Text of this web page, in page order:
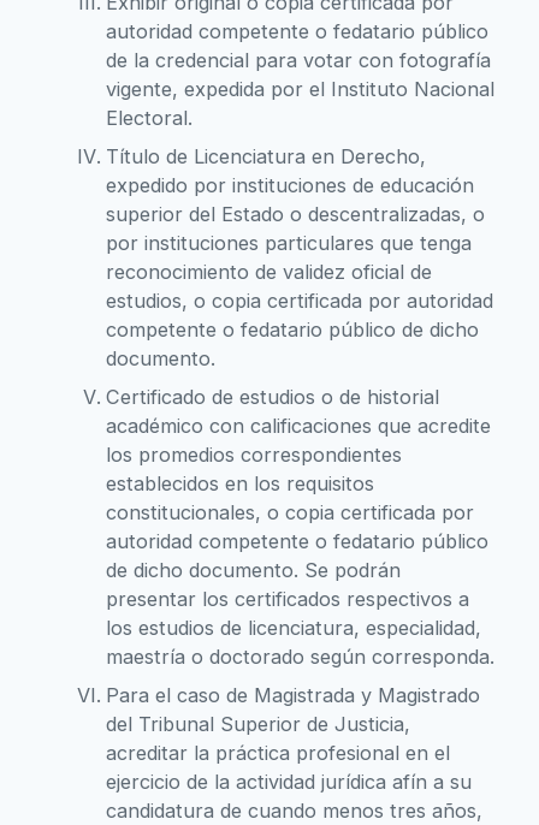
autoridad competente o fedatario público
de la credencial para votar con fotografía
vigente, expedida por el Instituto Nacional
Electoral.
Título de Licenciatura en Derecho,
expedido por instituciones de educación
superior del Estado o descentralizadas, o
por instituciones particulares que tenga
reconocimiento de validez oficial de
estudios, o copia certificada por autoridad
competente o fedatario público de dicho
documento.
Certificado de estudios o de historial
académico con calificaciones que acredite
los promedios correspondientes
establecidos en los requisitos
constitucionales, o copia certificada por
autoridad competente o fedatario público
de dicho documento. Se podrán
presentar los certificados respectivos a
los estudios de licenciatura, especialidad,
maestría o doctorado según corresponda.
Para el caso de Magistrada y Magistrado
del Tribunal Superior de Justicia,
acreditar la práctica profesional en el
ejercicio de la actividad jurídica afín a su
candidatura de cuando menos tres años,